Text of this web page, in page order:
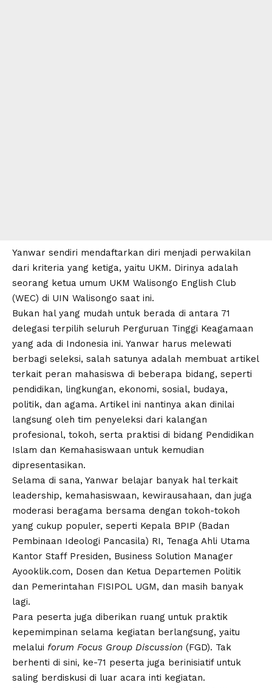
Yanwar sendiri mendaftarkan diri menjadi perwakilan
dari kriteria yang ketiga, yaitu UKM. Dirinya adalah
seorang ketua umum UKM Walisongo English Club
(WEC) di UIN Walisongo saat ini.
Bukan hal yang mudah untuk berada di antara 71
delegasi terpilih seluruh Perguruan Tinggi Keagamaan
yang ada di Indonesia ini. Yanwar harus melewati
berbagi seleksi, salah satunya adalah membuat artikel
terkait peran mahasiswa di beberapa bidang, seperti
pendidikan, lingkungan, ekonomi, sosial, budaya,
politik, dan agama. Artikel ini nantinya akan dinilai
langsung oleh tim penyeleksi dari kalangan
profesional, tokoh, serta praktisi di bidang Pendidikan
Islam dan Kemahasiswaan untuk kemudian
dipresentasikan.
Selama di sana, Yanwar belajar banyak hal terkait
leadership, kemahasiswaan, kewirausahaan, dan juga
moderasi beragama bersama dengan tokoh-tokoh
yang cukup populer, seperti Kepala BPIP (Badan
Pembinaan Ideologi Pancasila) RI, Tenaga Ahli Utama
Kantor Staff Presiden, Business Solution Manager
Ayooklik.com, Dosen dan Ketua Departemen Politik
dan Pemerintahan FISIPOL UGM, dan masih banyak
lagi.
Para peserta juga diberikan ruang untuk praktik
kepemimpinan selama kegiatan berlangsung, yaitu
melalui forum Focus Group Discussion (FGD). Tak
berhenti di sini, ke-71 peserta juga berinisiatif untuk
saling berdiskusi di luar acara inti kegiatan.